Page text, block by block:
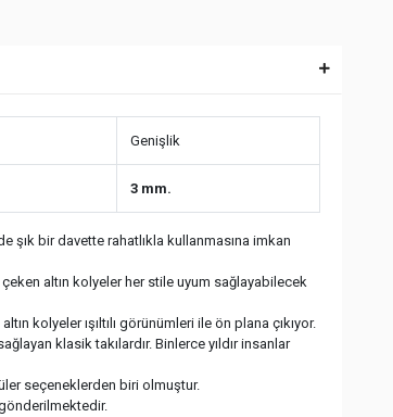
Genişlik
3 mm.
şık bir davette rahatlıkla kullanmasına imkan
çeken altın kolyeler her stile uyum sağlayabilecek
kolyeler ışıltılı görünümleri ile ön plana çıkıyor.
klasik takılardır. Binlerce yıldır insanlar
seçeneklerden biri olmuştur.